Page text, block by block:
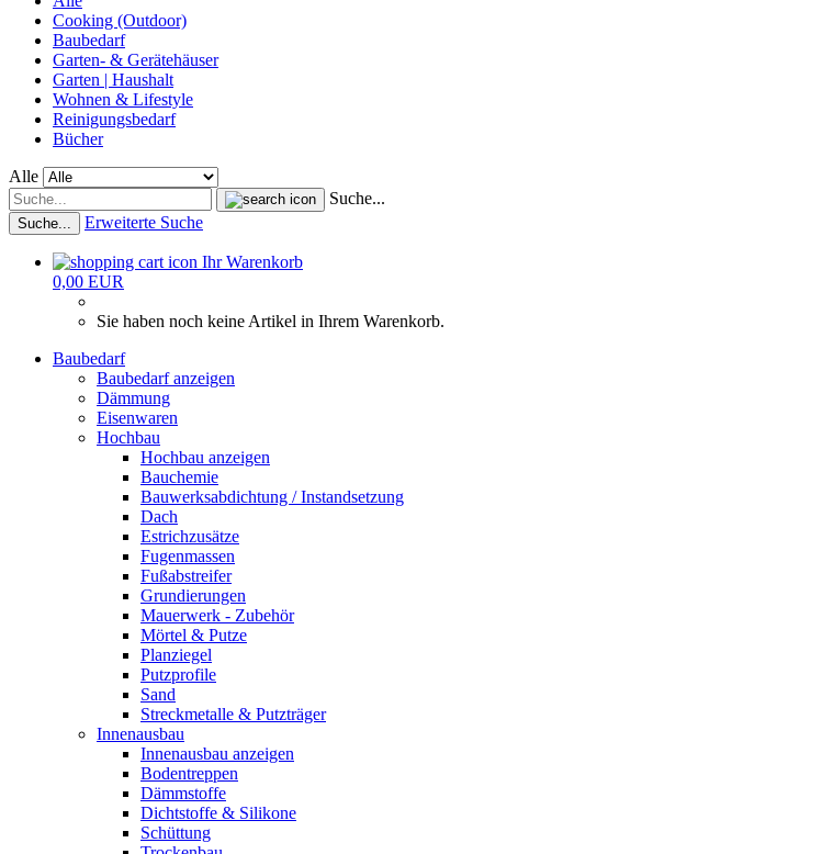
Cooking (Outdoor)
Baubedarf
Garten- & Gerätehäuser
Garten | Haushalt
Wohnen & Lifestyle
Reinigungsbedarf
Bücher
Alle
Suche...
Suche... Erweiterte Suche
Ihr Warenkorb
0,00 EUR
Sie haben noch keine Artikel in Ihrem Warenkorb.
Baubedarf
Baubedarf anzeigen
Dämmung
Eisenwaren
Hochbau
Hochbau anzeigen
Bauchemie
Bauwerksabdichtung / Instandsetzung
Dach
Estrichzusätze
Fugenmassen
Fußabstreifer
Grundierungen
Mauerwerk - Zubehör
Mörtel & Putze
Planziegel
Putzprofile
Sand
Streckmetalle & Putzträger
Innenausbau
Innenausbau anzeigen
Bodentreppen
Dämmstoffe
Dichtstoffe & Silikone
Schüttung